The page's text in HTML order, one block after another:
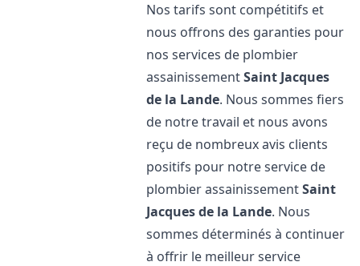
Nos tarifs sont compétitifs et
nous offrons des garanties pour
nos services de plombier
assainissementSaint Jacques
de la Lande. Nous sommes fiers
de notre travail et nous avons
reçu de nombreux avis clients
positifs pour notre service de
plombier assainissementSaint
Jacques de la Lande. Nous
sommes déterminés à continuer
à offrir le meilleur service